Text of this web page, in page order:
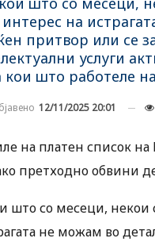
на
притвор или се
услуги
што работеле
12/11/2025 20:01
на платен список
претходно обвини
што со месеци,
не можам во